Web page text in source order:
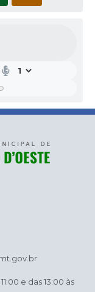
e das 13:00 às